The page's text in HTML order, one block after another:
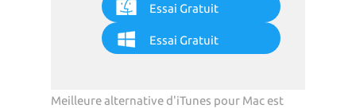
Essai Gratuit
Essai Gratuit
Meilleure alternative d'iTunes pour Mac est